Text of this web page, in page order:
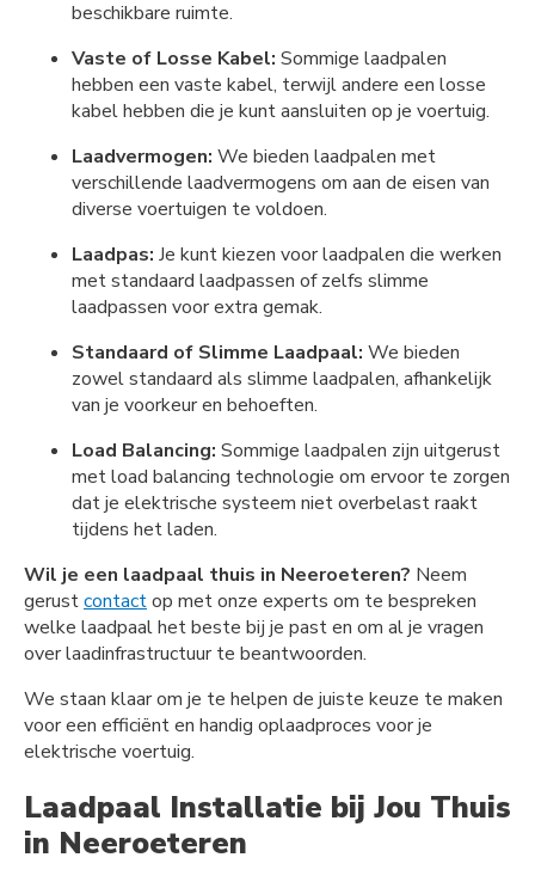
beschikbare ruimte.
Vaste of Losse Kabel: Sommige laadpalen
hebben een vaste kabel, terwijl andere een losse
kabel hebben die je kunt aansluiten op je voertuig.
Laadvermogen: We bieden laadpalen met
verschillende laadvermogens om aan de eisen van
diverse voertuigen te voldoen.
Laadpas: Je kunt kiezen voor laadpalen die werken
met standaard laadpassen of zelfs slimme
laadpassen voor extra gemak.
Standaard of Slimme Laadpaal: We bieden
zowel standaard als slimme laadpalen, afhankelijk
van je voorkeur en behoeften.
Load Balancing: Sommige laadpalen zijn uitgerust
met load balancing technologie om ervoor te zorgen
dat je elektrische systeem niet overbelast raakt
tijdens het laden.
Wil je een laadpaal thuis in Neeroeteren? Neem
gerustcontactop met onze experts om te bespreken
welke laadpaal het beste bij je past en om al je vragen
over laadinfrastructuur te beantwoorden.
We staan klaar om je te helpen de juiste keuze te maken
voor een efficiënt en handig oplaadproces voor je
elektrische voertuig.
Laadpaal Installatie bij Jou Thuis
in Neeroeteren